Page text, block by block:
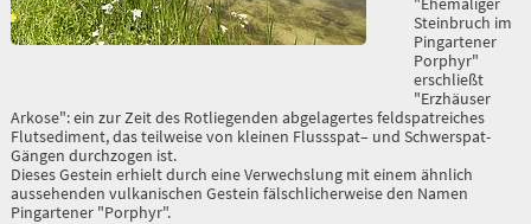
Steinbruch im
Pingartener
Porphyr"
erschließt
"Erzhäuser
Arkose": ein zur Zeit des Rotliegenden abgelagertes feldspatreiches
Flutsediment, das teilweise von kleinen Flussspat– und Schwerspat-
Gängen durchzogen ist.
Dieses Gestein erhielt durch eine Verwechslung mit einem ähnlich
aussehenden vulkanischen Gestein fälschlicherweise den Namen
Pingartener "Porphyr".